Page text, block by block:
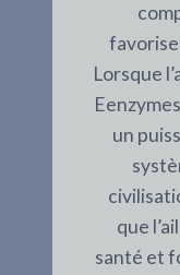
Lorsque
un
que
santé et